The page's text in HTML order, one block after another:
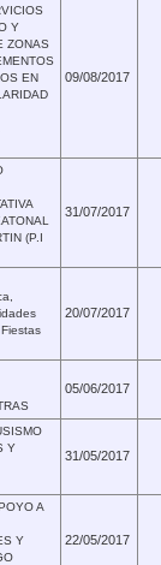
Y
ZONAS
EN
09/08/2017
(P.I
31/07/2017
20/07/2017
05/06/2017
Y
31/05/2017
A
Y
22/05/2017